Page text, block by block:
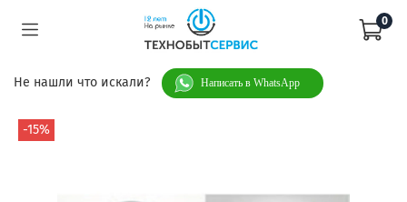
0
Не нашли что искали? Написать в WhatsApp
-15%